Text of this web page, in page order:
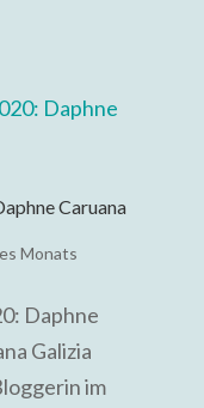
Caruana
Monats
Daphne
Galizia
im